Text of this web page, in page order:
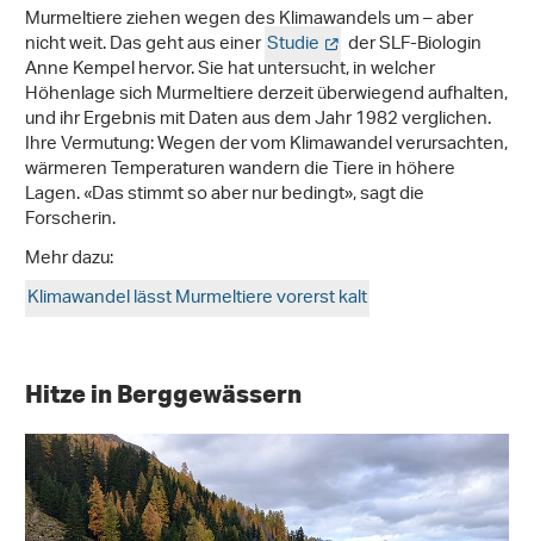
Murmeltiere ziehen wegen des Klimawandels um – aber
nicht weit. Das geht aus einerStudie der SLF-Biologin
Anne Kempel hervor. Sie hat untersucht, in welcher
Höhenlage sich Murmeltiere derzeit überwiegend aufhalten,
und ihr Ergebnis mit Daten aus dem Jahr 1982 verglichen.
Ihre Vermutung: Wegen der vom Klimawandel verursachten,
wärmeren Temperaturen wandern die Tiere in höhere
Lagen. «Das stimmt so aber nur bedingt», sagt die
Forscherin.
Mehr dazu:
Klimawandel lässt Murmeltiere vorerst kalt
Hitze in Berggewässern